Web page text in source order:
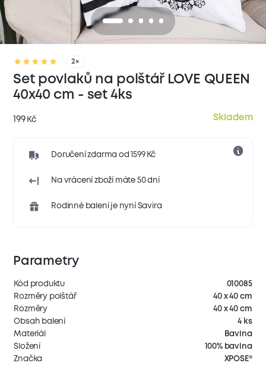
2×
Set povlaků na polštář LOVE QUEEN
40x40 cm - set 4ks
199 Kč Skladem
Doručení zdarma od 1599 Kč
Na vrácení zboží máte 50 dní
Rodinné balení je nyní Savira
Parametry
Kód produktu
010085
Rozměry polštář
40 x 40 cm
Rozměry
40 x 40 cm
Obsah balení
4 ks
Materiál
Bavlna
Složení
100% bavlna
Značka
XPOSE®